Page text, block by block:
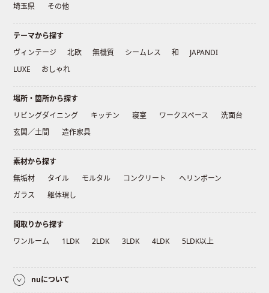
埼玉県
その他
テーマから探す
ヴィンテージ
北欧 無機質 シームレス 和
JAPANDI
LUXE
おしゃれ
場所・箇所から探す
リビングダイニング
キッチン 寝室 ワークスペース
洗面台
玄関／土間
造作家具
素材から探す
無垢材
タイル モルタル コンクリート
ヘリンボーン
ガラス
躯体現し
間取りから探す
ワンルーム
1LDK 2LDK 3LDK 4LDK 5LDK以上
nuについて